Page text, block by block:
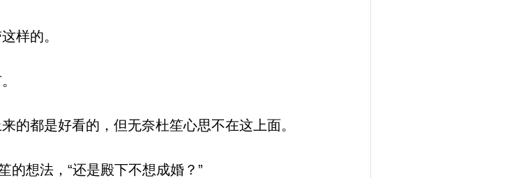
样的。
都是好看的，但无奈杜笙心思不在这上面。
想法，“还是殿下不想成婚？”